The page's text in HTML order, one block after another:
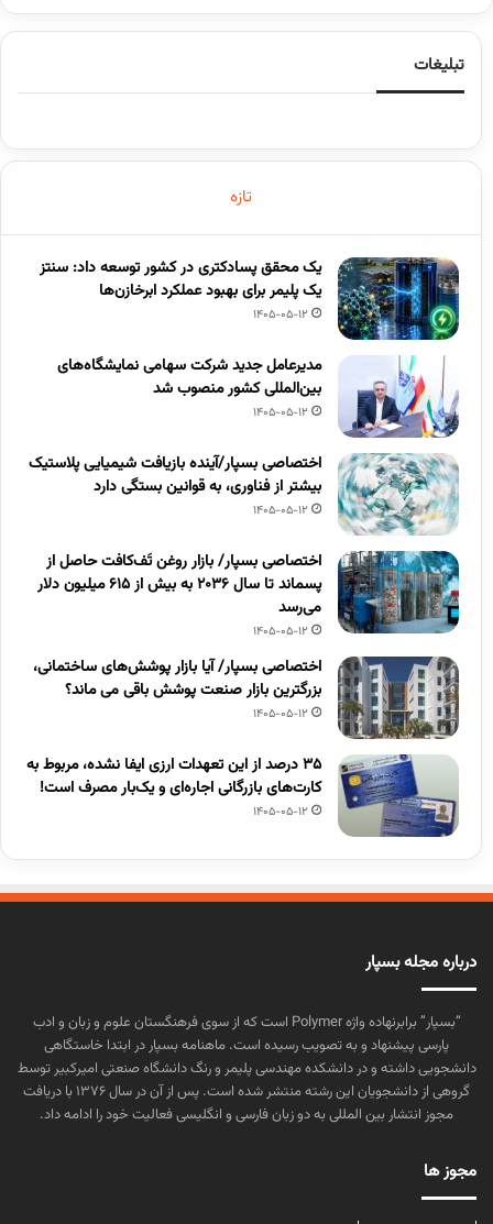
تبلیغات
تازه
یک محقق پسادکتری در کشور توسعه داد: سنتز
یک پلیمر برای بهبود عملکرد ابرخازن‌ها
1405-05-12
مدیرعامل جدید شرکت سهامی نمایشگاه‌های
بین‌المللی کشور منصوب شد
1405-05-12
اختصاصی بسپار/آینده بازیافت شیمیایی پلاستیک
بیشتر از فناوری، به قوانین بستگی دارد
1405-05-12
اختصاصی بسپار/ بازار روغن تَف‌کافت حاصل از
پسماند تا سال ۲۰۳۶ به بیش از ۶۱۵ میلیون دلار
می‌رسد
1405-05-12
اختصاصی بسپار/ آیا بازار پوشش‌های ساختمانی،
بزرگترین بازار صنعت پوشش باقی می ماند؟
1405-05-12
۳۵ درصد از این تعهدات ارزی ایفا نشده، مربوط به
کارت‌های بازرگانی اجاره‌ای و یک‌بار مصرف است!
1405-05-12
درباره مجله بسپار
“بسپار” برابرنهاده واژه Polymer است که از سوی فرهنگستان علوم و زبان و ادب
پارسی پیشنهاد و به تصویب رسیده است. ماهنامه بسپار در ابتدا خاستگاهی
دانشجویی داشته و در دانشکده مهندسی پلیمر و رنگ دانشگاه صنعتی امیرکبیر توسط
گروهی از دانشجویان این رشته منتشر شده است. پس از آن در سال ۱۳۷۶ با دریافت
مجوز انتشار بین المللی به دو زبان فارسی و انگلیسی فعالیت خود را ادامه داد.
مجوز ها